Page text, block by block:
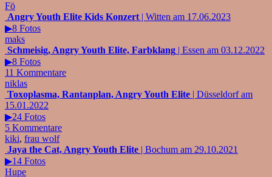
Fö
Angry Youth Elite Kids Konzert | Witten am 17.06.2023
▶8 Fotos
maks
Schmeisig, Angry Youth Elite, Farbklang | Essen am 03.12.2022
▶8 Fotos
11 Kommentare
niklas
Toxoplasma, Rantanplan, Angry Youth Elite | Düsseldorf am
15.01.2022
▶24 Fotos
5 Kommentare
kiki, frau wolf
Jaya the Cat, Angry Youth Elite | Bochum am 29.10.2021
▶14 Fotos
Hupe